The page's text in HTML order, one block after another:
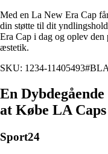
Med en La New Era Cap
din støtte til dit
Era Cap i dag og oplev
æstetik.
SKU: 1234-
En
at Købe LA Caps
Sport24